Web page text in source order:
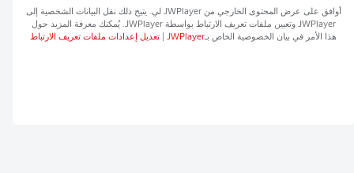
أوافق على عرض المحتوى الخارجي منJWPlayer لي. يتيح ذلك نقل البيانات الشخصية إلى
JWPlayer وتعيين ملفات تعريف الارتباط بواسطةJWPlayer. يُمكنك معرفة المزيد حول
هذا الأمر في بيان الخصوصية الخاص بـJWPlayer تعديل إعدادات ملفات تعريف الارتباط